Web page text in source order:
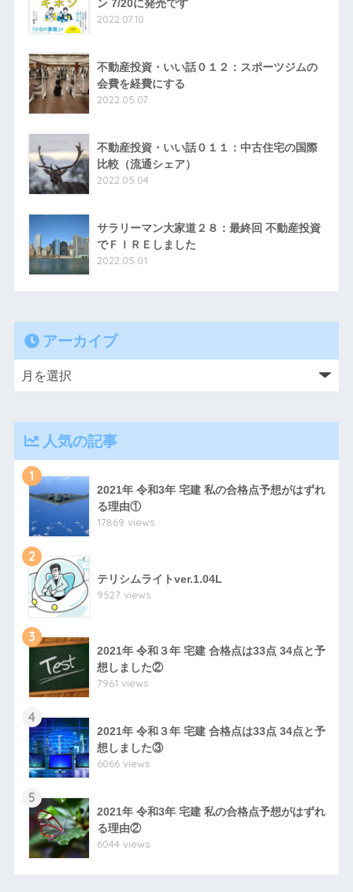
ン 7/20に発売です
2022.07.10
不動産投資・いい話０１２：スポーツジムの
会費を経費にする
2022.05.07
不動産投資・いい話０１１：中古住宅の国際
比較（流通シェア）
2022.05.04
サラリーマン大家道２８：最終回 不動産投資
でＦＩＲＥしました
2022.05.01
アーカイブ
人気の記事
1
2021年 令和3年 宅建 私の合格点予想がはずれ
る理由①
17869 views
2
テリシムライトver.1.04L
9527 views
3
2021年 令和３年 宅建 合格点は33点 34点と予
想しました②
7961 views
4
2021年 令和３年 宅建 合格点は33点 34点と予
想しました③
6066 views
5
2021年 令和3年 宅建 私の合格点予想がはずれ
る理由②
6044 views